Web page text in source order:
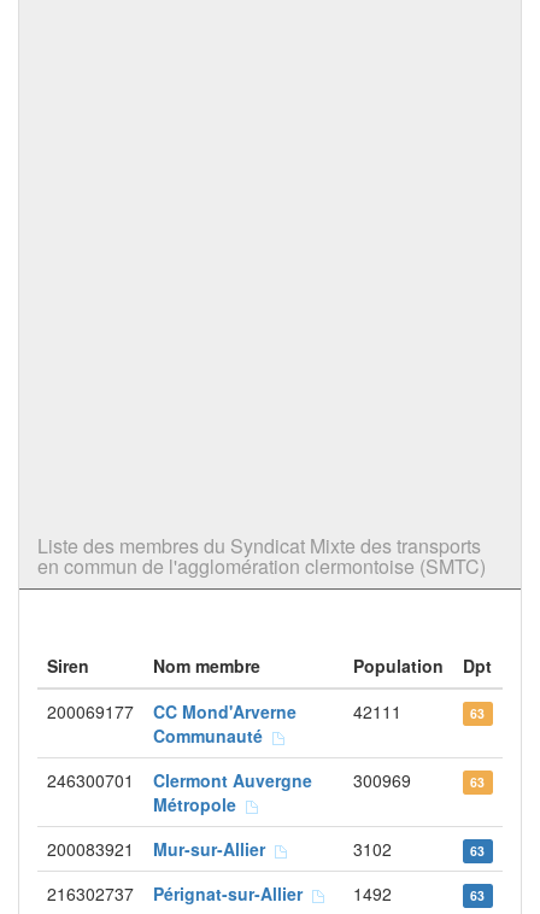
Liste des membres du Syndicat Mixte des transports
en commun de l'agglomération clermontoise (SMTC)
Siren Nom membre Population
Dpt
200069177
CC Mond'Arverne
Communauté
42111 63
246300701
Clermont Auvergne
Métropole
300969 63
200083921 Mur-sur-Allier 3102 63
216302737 Pérignat-sur-Allier 1492 63